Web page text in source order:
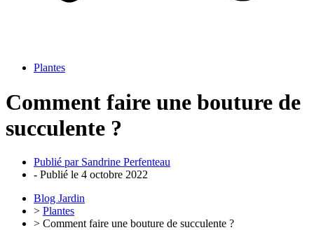
Plantes
Comment faire une bouture de
succulente ?
Publié parSandrine Perfenteau
- Publié le 4 octobre 2022
Blog Jardin
> Plantes
> Comment faire une bouture de succulente ?